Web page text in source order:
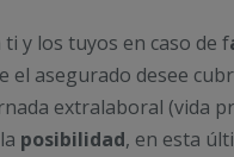
ti y los tuyos en caso de f
asegurado desee
extralaboral (vida
posibilidad, en esta